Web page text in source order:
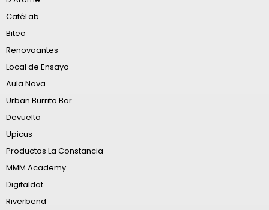
CaféLab
Bitec
Renovaantes
Local de Ensayo
Aula Nova
Urban Burrito Bar
Devuelta
Upicus
Productos La Constancia
MMM Academy
Digitaldot
Riverbend